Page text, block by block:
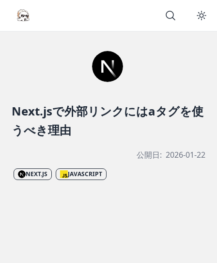
Next.jsで外部リンクにはaタグを使
うべき理由
公開日: 2026-01-22
NEXT.JS JAVASCRIPT